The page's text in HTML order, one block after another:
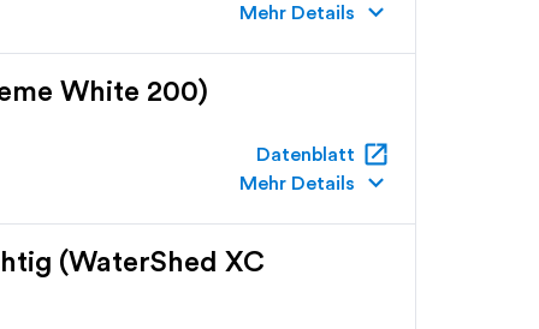
Mehr Details keyboard_arrow_down
White 200)
Datenblatt open_in_new
Mehr Details keyboard_arrow_down
(WaterShed XC